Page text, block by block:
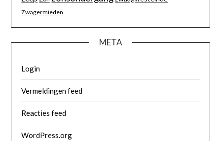
Zwagermieden
META
Login
Vermeldingen feed
Reacties feed
WordPress.org